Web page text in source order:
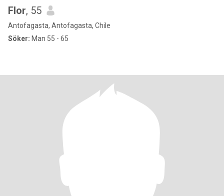
Flor, 55
Antofagasta, Antofagasta, Chile
Söker: Man 55 - 65